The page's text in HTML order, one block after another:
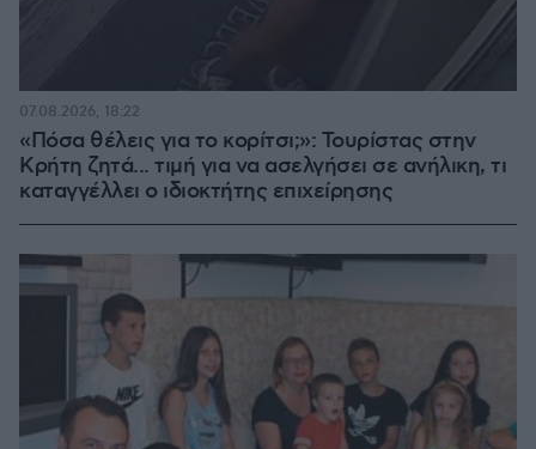
«Πόσα θέλεις για το κορίτσι;»: Τουρίστας στην
Κρήτη ζητά... τιμή για να ασελγήσει σε ανήλικη, τι
καταγγέλλει ο ιδιοκτήτης επιχείρησης
07.08.2026, 18:22